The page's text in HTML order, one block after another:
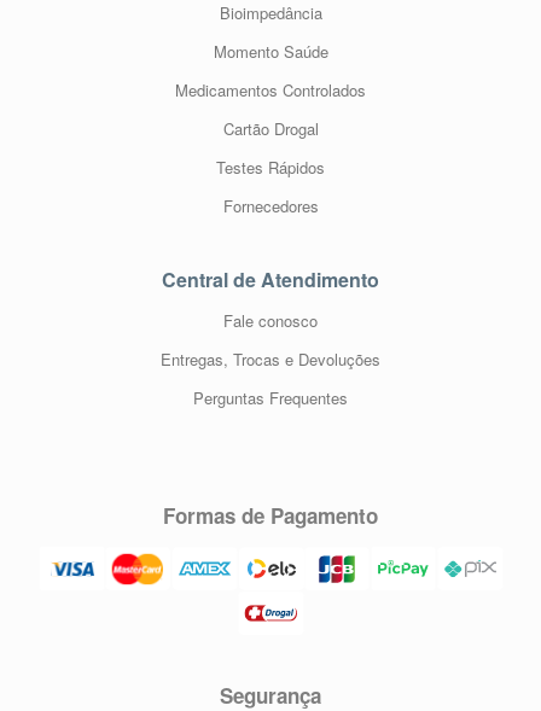
Bioimpedância
Momento Saúde
Medicamentos Controlados
Cartão Drogal
Testes Rápidos
Fornecedores
Central de Atendimento
Fale conosco
Entregas, Trocas e Devoluções
Perguntas Frequentes
Formas de Pagamento
Segurança